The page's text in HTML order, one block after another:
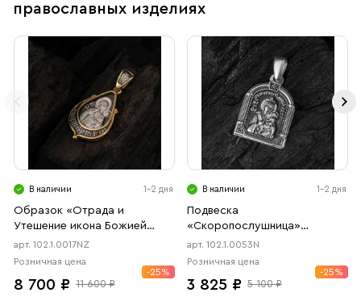
православных изделиях
В наличии 1-2 дня
Образок «Отрада и
Утешение икона Божией
Матери в форме цаты»
чернение, позолота
арт. 102.1.0017NZ
Розничная цена
8 700 ₽ 11 600 ₽
-25%
В наличии 1-2 дня
Подвеска
«Скоропослушница»
чернение
арт. 102.1.0053N
Розничная цена
3 825 ₽ 5 100 ₽
-25%